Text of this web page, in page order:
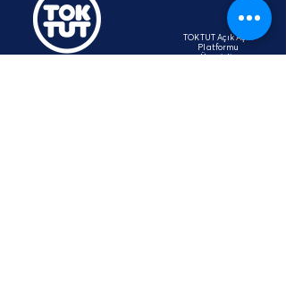
TOKTUT Açık Açık
Platformu